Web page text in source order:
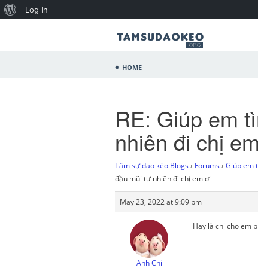
Home
RE: Giúp em
nhiên đi chị
Tâm sự dao kéo Blogs › Forums › Giúp em
đầu mũi tự nhiên đi chị em ơi
May 23, 2022 at 9:09 pm
Anh Chi
Hay là chị cho em
Log In